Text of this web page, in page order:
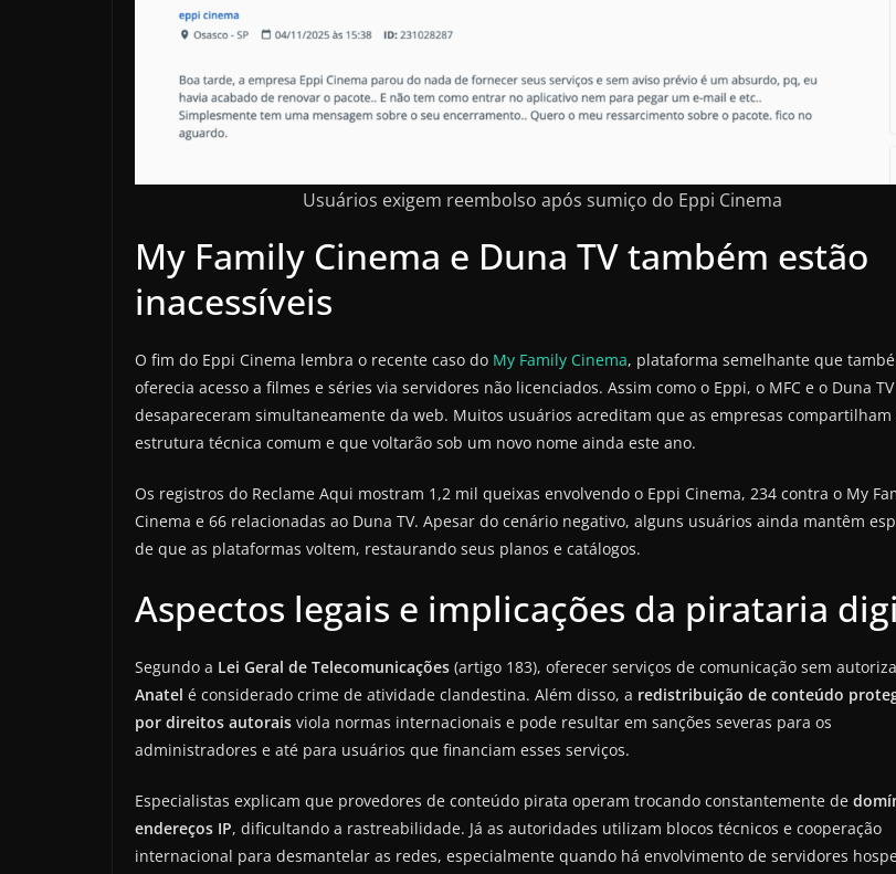
Usuários exigem reembolso após sumiço do Eppi Cinema
My Family Cinema e Duna TV também estão
inacessíveis
O fim do Eppi Cinema lembra o recente caso do My Family Cinema, plataforma semelhante que
oferecia acesso a filmes e séries via servidores não licenciados. Assim como o Eppi, o MFC e o Duna TV
desapareceram simultaneamente da web. Muitos usuários acreditam que as empresas compartilham
estrutura técnica comum e que voltarão sob um novo nome ainda este ano.
Os registros do Reclame Aqui mostram 1,2 mil queixas envolvendo o Eppi Cinema, 234 contra o My
Cinema e 66 relacionadas ao Duna TV. Apesar do cenário negativo, alguns usuários ainda mantêm
de que as plataformas voltem, restaurando seus planos e catálogos.
Aspectos legais e implicações da pirataria
Segundo a Lei Geral de Telecomunicações (artigo 183), oferecer serviços de comunicação sem
Anatel é considerado crime de atividade clandestina. Além disso, a redistribuição de conteúdo
por direitos autorais viola normas internacionais e pode resultar em sanções severas para os
administradores e até para usuários que financiam esses serviços.
Especialistas explicam que provedores de conteúdo pirata operam trocando constantemente de
endereços IP, dificultando a rastreabilidade. Já as autoridades utilizam blocos técnicos e cooperação
internacional para desmantelar as redes, especialmente quando há envolvimento de servidores